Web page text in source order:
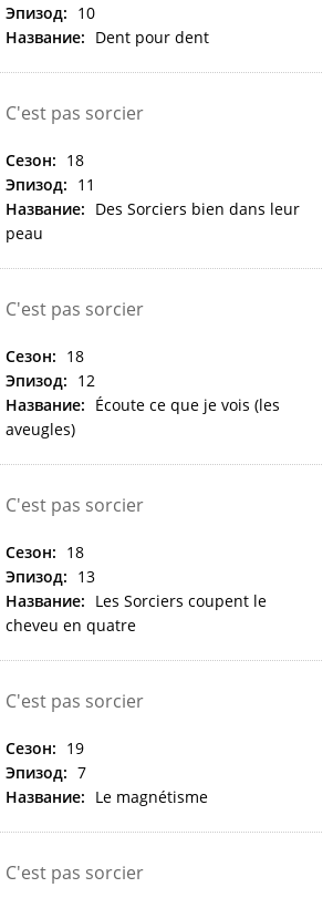
Эпизод: 10
Название: Dent pour dent
C'est pas sorcier
Сезон: 18
Эпизод: 11
Название: Des Sorciers bien dans leur
peau
C'est pas sorcier
Сезон: 18
Эпизод: 12
Название: Écoute ce que je vois (les
aveugles)
C'est pas sorcier
Сезон: 18
Эпизод: 13
Название: Les Sorciers coupent le
cheveu en quatre
C'est pas sorcier
Сезон: 19
Эпизод: 7
Название: Le magnétisme
C'est pas sorcier